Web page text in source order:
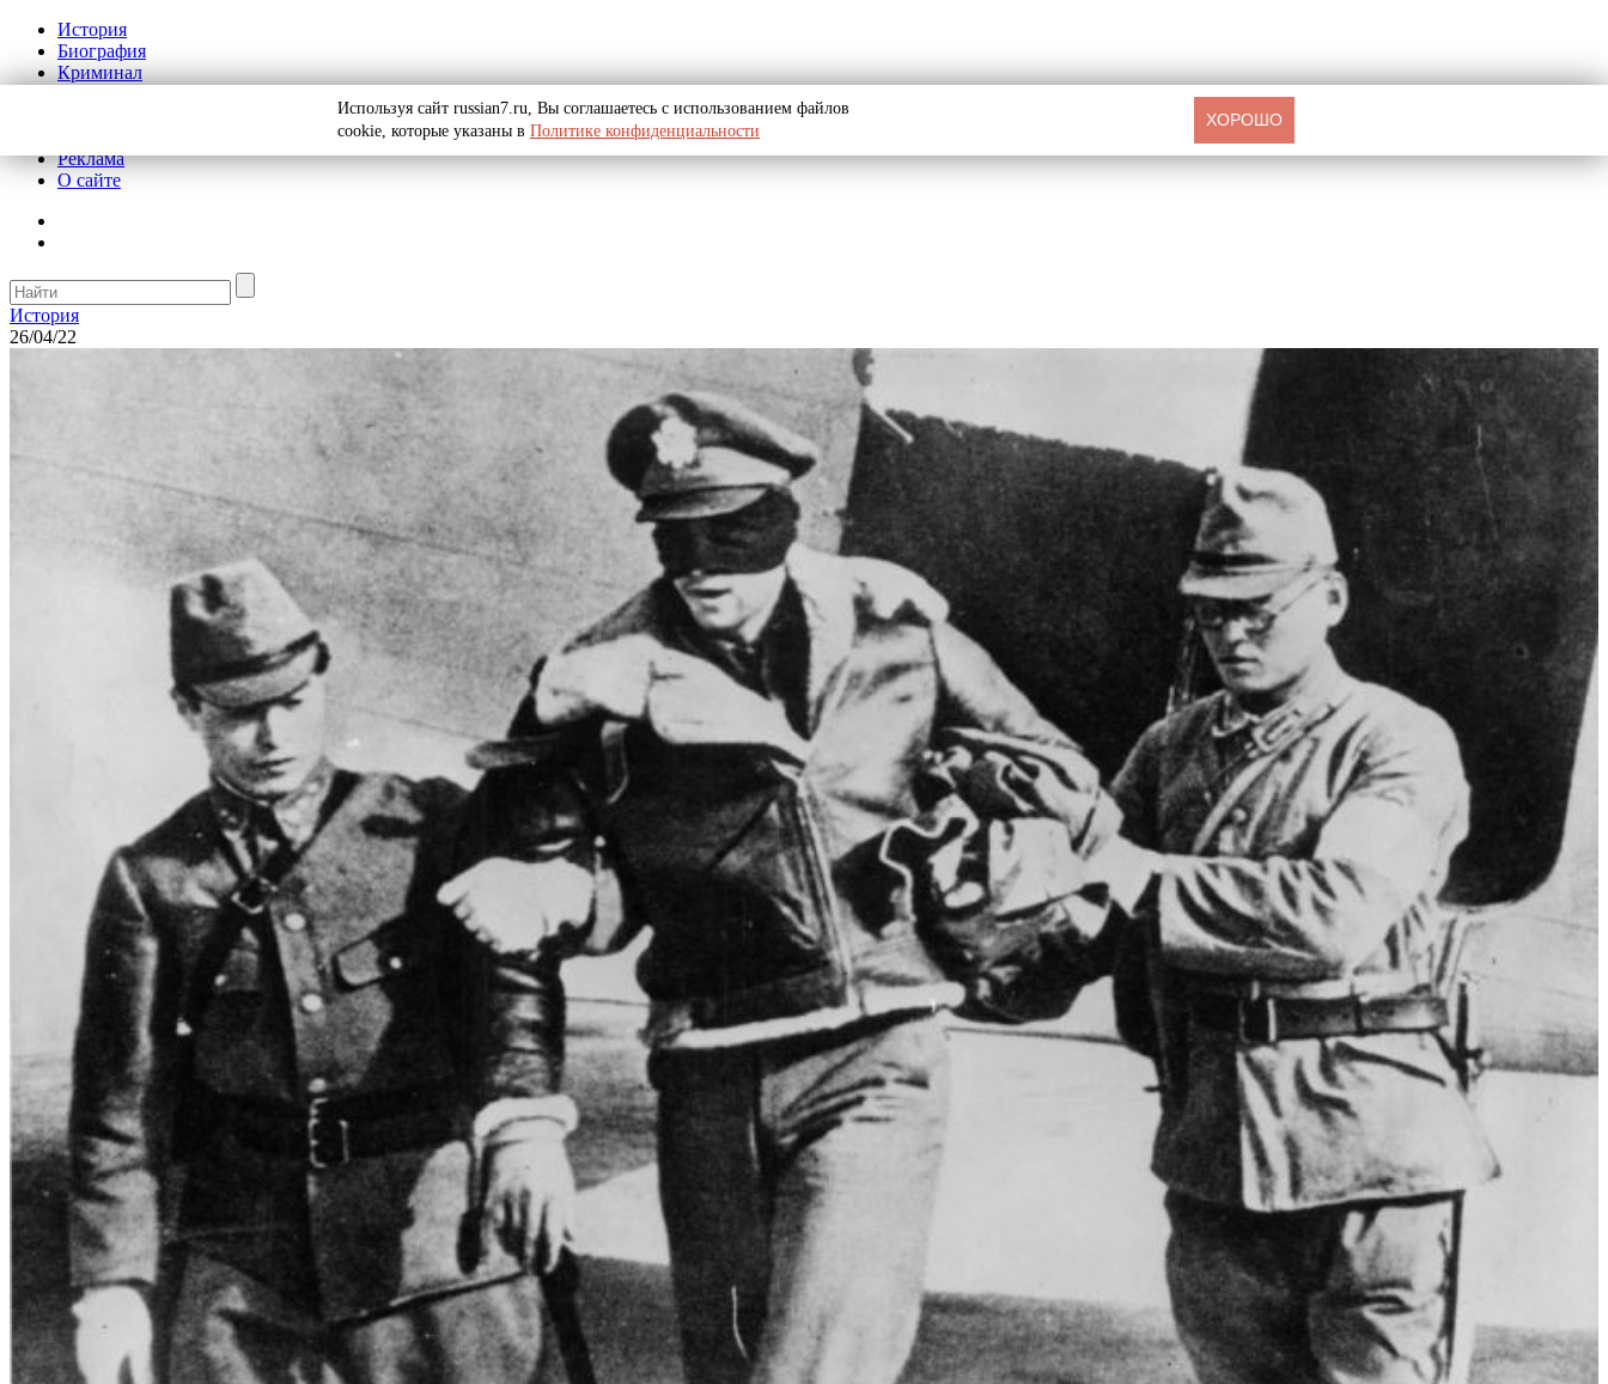
История
Биография
Криминал
Реклама
О сайте
История
26/04/22
Используя сайт russian7.ru, Вы соглашаетесь с использованием файлов
cookie, которые указаны в Политике конфиденциальности
ХОРОШО